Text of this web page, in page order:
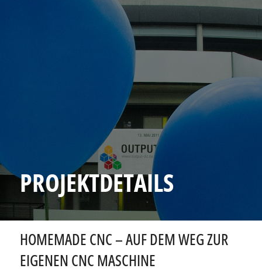
PROJEKTDETAILS
HOMEMADE CNC – AUF DEM WEG ZUR
EIGENEN CNC MASCHINE